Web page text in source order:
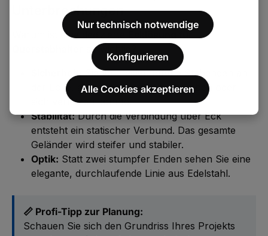
Unterbrechungen
Warum ist eine dedizierte
Ecklösung für
so wichtig?
Sicherheit:Sie vermeiden offene Stabenden an
der Ecke, an denen man hängenbleiben oder
sich verletzen könnte.
Stabilität:Durch die Verbindung über Eck
entsteht ein statischer Verbund. Das gesamte
Geländer wird steifer und stabiler.
Optik: Statt zwei stumpfer Enden sehen Sie eine
elegante, durchlaufende Linie aus Edelstahl.
📏 Profi-Tipp zur Planung:
Schauen Sie sich den Grundriss Ihres Projekts
Nur technisch notwendige
Konfigurieren
Alle Cookies akzeptieren